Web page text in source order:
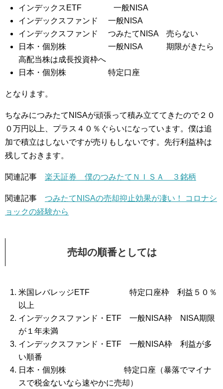
インデックスETF 一般NISA
インデックスファンド 一般NISA
インデックスファンド つみたてNISA 売らない
日本・個別株 一般NISA 期限がきたら
高配当株は成長投資枠へ
日本・個別株 特定口座
となります。
ちなみにつみたてNISAが頑張って積み立ててきたので２０
０万円以上、プラス４０％ぐらいになっています。僕は追
加で積立はしないですが売りもしないです。先行利益枠は
残しておきます。
関連記事 楽天証券 僕のつみたてＮＩＳＡ ３銘柄
関連記事 つみたてNISAの売却抑止効果が凄い！ コロナシ
ョックの経験から
売却の順番としては
米国レバレッジETF 特定口座枠 利益５０％
以上
インデックスファンド・ETF 一般NISA枠 NISA期限
が１年未満
インデックスファンド・ETF 一般NISA枠 利益が多
い順番
日本・個別株 特定口座（暴落でマイナ
スで税金ないなら速やかに売却）